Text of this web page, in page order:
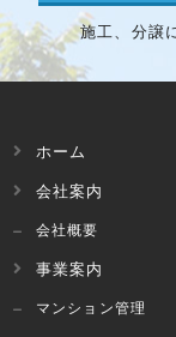
施工、分譲
ホーム
会社案内
会社概要
事業案内
マンション管理